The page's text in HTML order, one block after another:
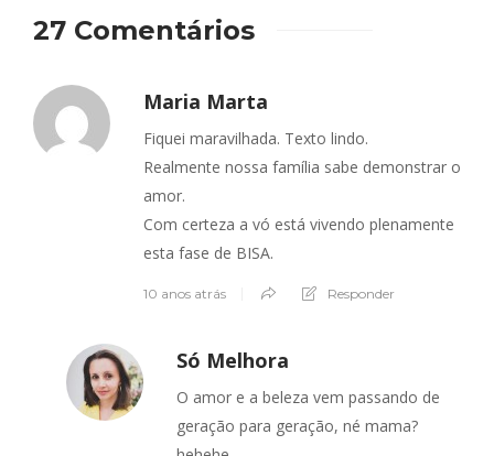
27 Comentários
Maria Marta
Fiquei maravilhada. Texto lindo.
Realmente nossa família sabe demonstrar o
amor.
Com certeza a vó está vivendo plenamente
esta fase de BISA.
10 anos atrás Responder
Só Melhora
O amor e a beleza vem passando de
geração para geração, né mama?